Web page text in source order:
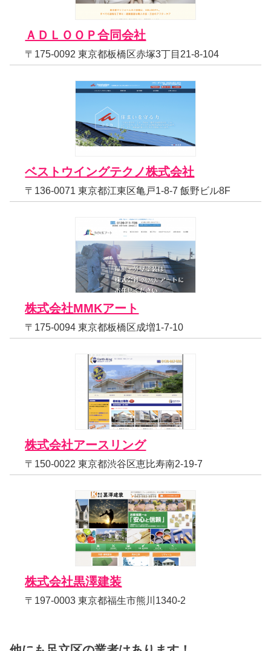
ＡＤＬＯＯＰ合同会社
〒175-0092 東京都板橋区赤塚3丁目21-8-104
ベストウイングテクノ株式会社
〒136-0071 東京都江東区亀戸1-8-7 飯野ビル8F
株式会社MMKアート
〒175-0094 東京都板橋区成増1-7-10
株式会社アースリング
〒150-0022 東京都渋谷区恵比寿南2-19-7
株式会社黒澤建装
〒197-0003 東京都福生市熊川1340-2